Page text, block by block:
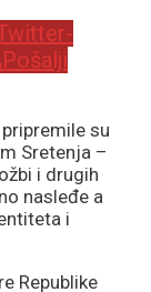
Pošalji
su
Sretenja –
i drugih
nasleđe a
i
Republike